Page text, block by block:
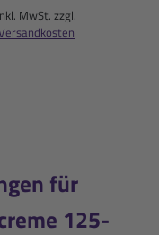
MwSt. zzgl.
für
125-